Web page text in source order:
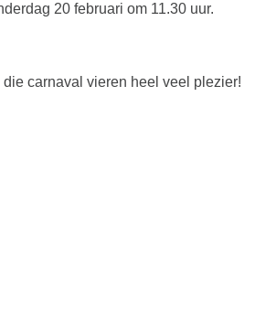
20 februari om 11.30 uur.
carnaval vieren heel veel plezier!